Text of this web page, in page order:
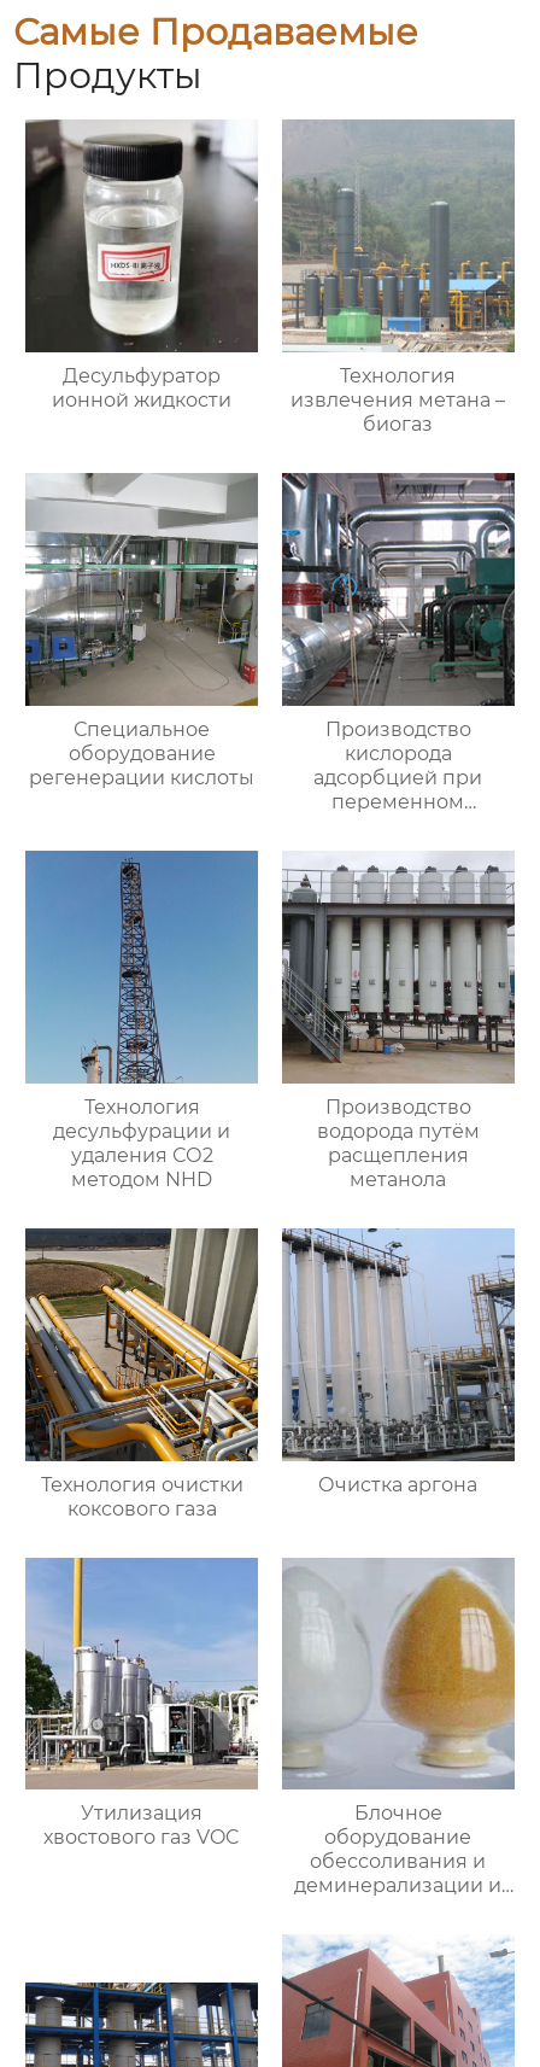
Самые Продаваемые
Продукты
Десульфуратор
ионной жидкости
Технология
извлечения метана –
биогаз
Специальное
оборудование
регенерации кислоты
Производство
кислорода
адсорбцией при
переменном
Технология
десульфурации и
удаления СО2
методом NHD
Производство
водорода путём
расщепления
метанола
Технология очистки
коксового газа
Очистка аргона
Утилизация
хвостового газ VOC
Блочное
оборудование
обессоливания и
деминерализации и